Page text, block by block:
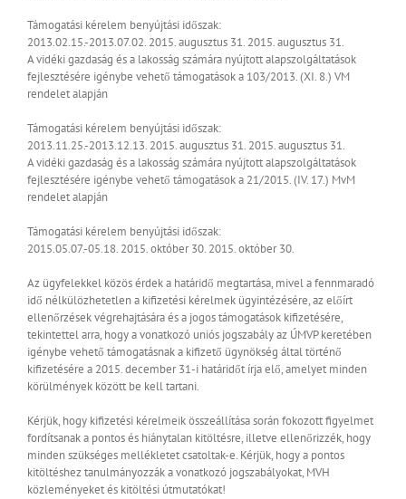
Támogatási kérelem benyújtási időszak:
2013.02.15.-2013.07.02. 2015. augusztus 31. 2015. augusztus 31.
A vidéki gazdaság és a lakosság számára nyújtott alapszolgáltatások
fejlesztésére igénybe vehető támogatások a 103/2013. (XI. 8.) VM
rendelet alapján
Támogatási kérelem benyújtási időszak:
2013.11.25.-2013.12.13. 2015. augusztus 31. 2015. augusztus 31.
A vidéki gazdaság és a lakosság számára nyújtott alapszolgáltatások
fejlesztésére igénybe vehető támogatások a 21/2015. (IV. 17.) MvM
rendelet alapján
Támogatási kérelem benyújtási időszak:
2015.05.07.-05.18. 2015. október 30. 2015. október 30.
Az ügyfelekkel közös érdek a határidő megtartása, mivel a fennmaradó
idő nélkülözhetetlen a kifizetési kérelmek ügyintézésére, az előírt
ellenőrzések végrehajtására és a jogos támogatások kifizetésére,
tekintettel arra, hogy a vonatkozó uniós jogszabály az ÚMVP keretében
igénybe vehető támogatásnak a kifizető ügynökség által történő
kifizetésére a 2015. december 31-i határidőt írja elő, amelyet minden
körülmények között be kell tartani.
Kérjük, hogy kifizetési kérelmeik összeállítása során fokozott figyelmet
fordítsanak a pontos és hiánytalan kitöltésre, illetve ellenőrizzék, hogy
minden szükséges mellékletet csatoltak-e. Kérjük, hogy a pontos
kitöltéshez tanulmányozzák a vonatkozó jogszabályokat, MVH
közleményeket és kitöltési útmutatókat!